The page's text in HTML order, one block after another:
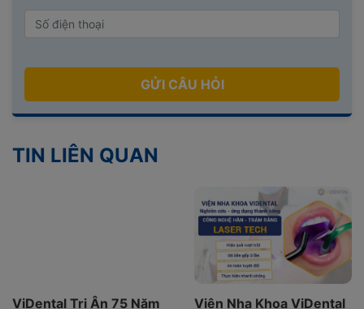
GỬI CÂU HỎI
TIN LIÊN QUAN
ViDental Tri Ân 75 Năm Viện Nha Khoa ViDental